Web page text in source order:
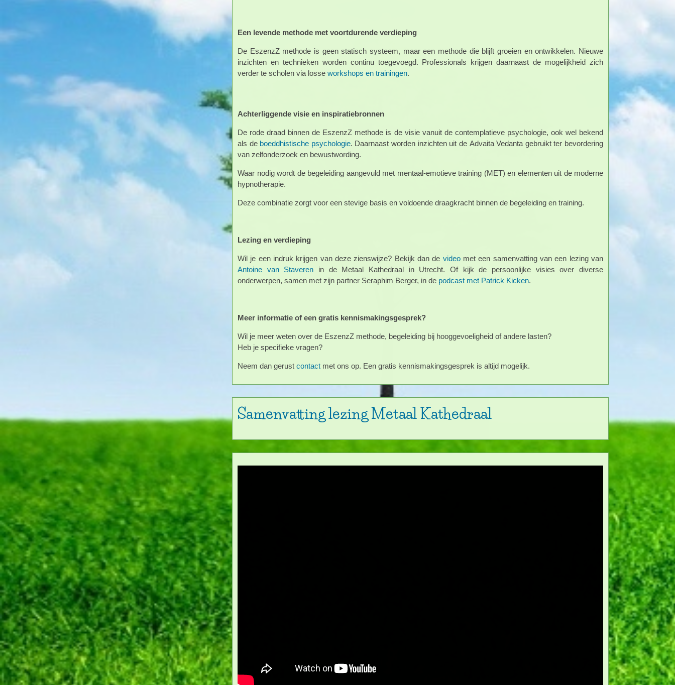
Een levende methode met voortdurende verdieping
De EszenzZ methode is geen statisch systeem, maar een methode die blijft groeien en ontwikkelen. Nieuwe
inzichten en technieken worden continu toegevoegd. Professionals krijgen daarnaast de mogelijkheid zich
verder te scholen via losse workshops en trainingen.
Achterliggende visie en inspiratiebronnen
De rode draad binnen de EszenzZ methode is de visie vanuit de contemplatieve psychologie, ook wel bekend
als de boeddhistische psychologie. Daarnaast worden inzichten uit de Advaita Vedanta gebruikt ter bevordering
van zelfonderzoek en bewustwording.
Waar nodig wordt de begeleiding aangevuld met mentaal-emotieve training (MET) en elementen uit de moderne
hypnotherapie.
Deze combinatie zorgt voor een stevige basis en voldoende draagkracht binnen de begeleiding en training.
Lezing en verdieping
Wil je een indruk krijgen van deze zienswijze? Bekijk dan de videomet een samenvatting van een lezing van
Antoine van Staveren in de Metaal Kathedraal in Utrecht. Of kijk de persoonlijke visies over diverse
onderwerpen, samen met zijn partner Seraphim Berger, in de podcast met Patrick Kicken.
Meer informatie of een gratis kennismakingsgesprek?
Wil je meer weten over de EszenzZ methode, begeleiding bij hooggevoeligheid of andere lasten?
Heb je specifieke vragen?
Neem dan gerust contact met ons op. Een gratis kennismakingsgesprek is altijd mogelijk.
Samenvatting lezing Metaal Kathedraal